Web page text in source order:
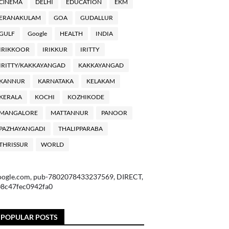
DELHI EDUCATION EKM
GOA GUDALLUR
Google HEALTH INDIA
IRIKKUR IRITTY
KAKKAYANGAD KAKKAYANGAD
KARNATAKA KELAKAM
KOCHI KOZHIKODE
MATTANNUR PANOOR
THALIPPARABA
WORLD
pub-7802078433237569, DIRECT,
POPULAR POSTS